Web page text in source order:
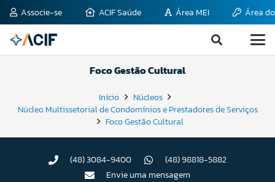
Associe-se ACIF Saúde Área MEI Área
Foco Gestão Cultural
Início
Núcleos
Núcleo Multissetorial de Condomínios e Prestadores de Serviços
Foco Gestão Cultural
(48) 3084-9400
(48) 98818-5882
Envie uma mensagem